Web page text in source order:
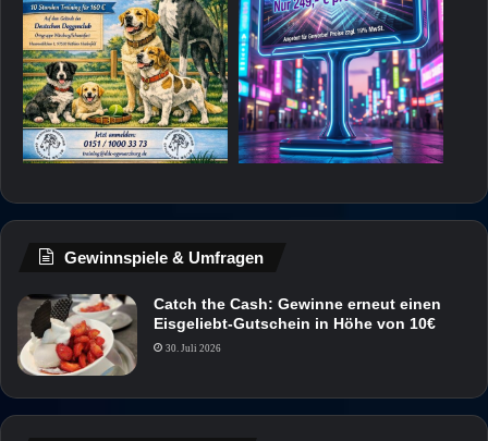
Gewinnspiele & Umfragen
Catch the Cash: Gewinne erneut einen
Eisgeliebt-Gutschein in Höhe von 10€
30. Juli 2026